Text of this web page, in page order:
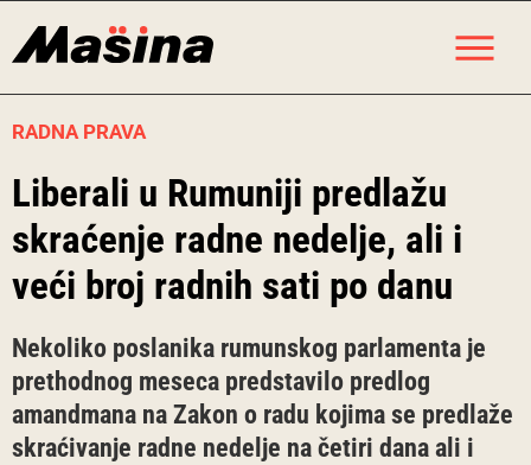
RADNA PRAVA
Liberali u Rumuniji predlažu
skraćenje radne nedelje, ali i
veći broj radnih sati po danu
Nekoliko poslanika rumunskog parlamenta je
prethodnog meseca predstavilo predlog
amandmana na Zakon o radu kojima se predlaže
skraćivanje radne nedelje na četiri dana ali i